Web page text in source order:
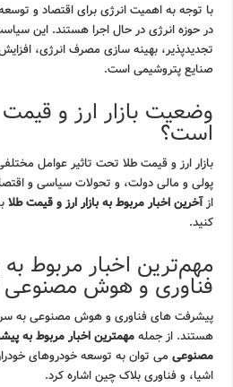
با توجه به اهمیت انرژی برای اقتصاد و
در حوزه انرژی در حال اجرا هستند. این
تجدیدپذیر، بهینه سازی مصرف انرژی،
صنایع پتروشیمی است.
وضعیت بازار ارز و
است؟
بازار ارز و قیمت طلا تحت تاثیر عوامل
پولی و مالی دولت، و تحولات سیاسی و
ازآخرین اخبار مربوط به بازار ارز و قیمت طلا
کنید.
مهم‌ترین اخبار مربوط
فناوری و هوش
پیشرفت های فناوری و هوش مصنوعی به
هستند. از جملهمهمترین اخبار مربوط به
مصنوعی می توان به توسعه خودروهای
اشیا، و فناوری بلاک چین اشاره کرد.